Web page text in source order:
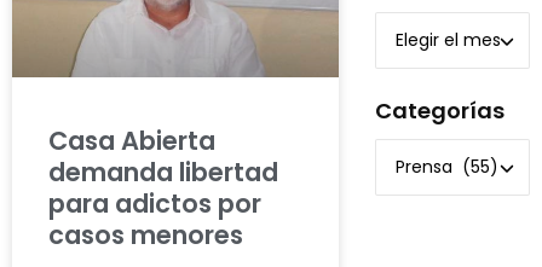
Casa Abierta
demanda libertad
para adictos por
casos menores
Categorías